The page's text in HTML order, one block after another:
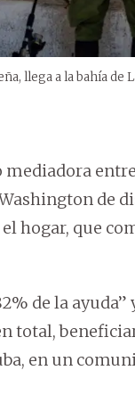
llega a la bahía de
de
hogar, que
de la
total,
en un